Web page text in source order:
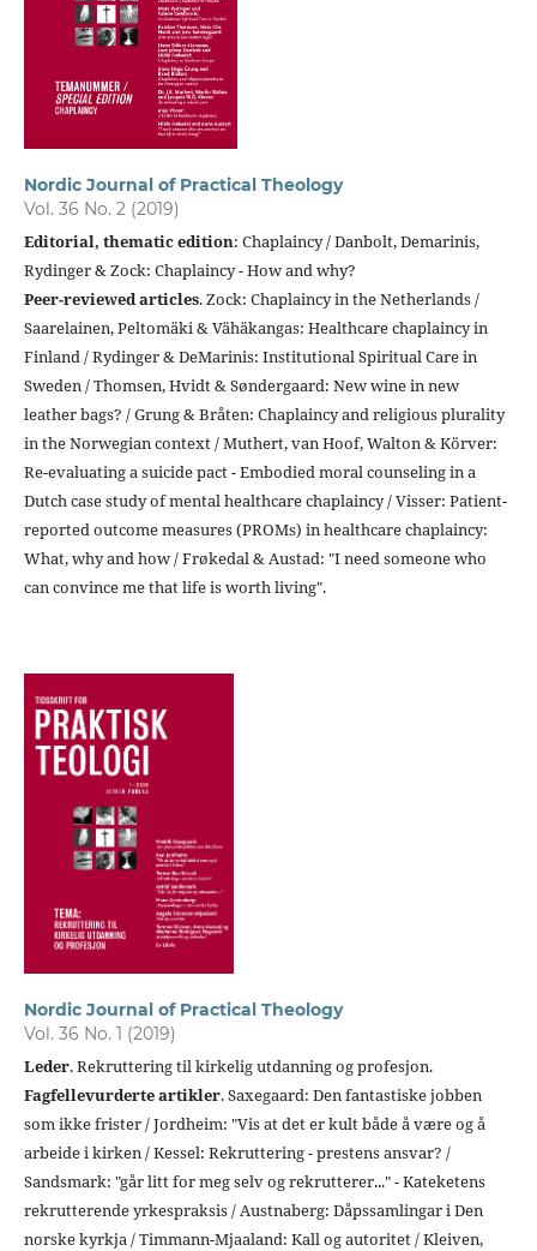
Nordic Journal of Practical Theology
Vol. 36 No. 2 (2019)
Editorial, thematic edition: Chaplaincy / Danbolt, Demarinis,
Rydinger & Zock: Chaplaincy - How and why?
Peer-reviewed articles. Zock: Chaplaincy in the Netherlands /
Saarelainen, Peltomäki & Vähäkangas: Healthcare chaplaincy in
Finland / Rydinger & DeMarinis: Institutional Spiritual Care in
Sweden / Thomsen, Hvidt & Søndergaard: New wine in new
leather bags? / Grung & Bråten: Chaplaincy and religious plurality
in the Norwegian context / Muthert, van Hoof, Walton & Körver:
Re-evaluating a suicide pact - Embodied moral counseling in a
Dutch case study of mental healthcare chaplaincy / Visser: Patient-
reported outcome measures (PROMs) in healthcare chaplaincy:
What, why and how / Frøkedal & Austad: "I need someone who
can convince me that life is worth living".
Nordic Journal of Practical Theology
Vol. 36 No. 1 (2019)
Leder. Rekruttering til kirkelig utdanning og profesjon.
Fagfellevurderte artikler. Saxegaard: Den fantastiske jobben
som ikke frister / Jordheim: "Vis at det er kult både å være og å
arbeide i kirken / Kessel: Rekruttering - prestens ansvar? /
Sandsmark: "går litt for meg selv og rekrutterer..." - Kateketens
rekrutterende yrkespraksis / Austnaberg: Dåpssamlingar i Den
norske kyrkja / Timmann-Mjaaland: Kall og autoritet / Kleiven,